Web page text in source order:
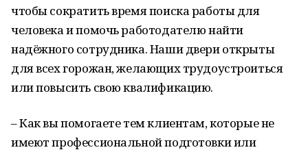
чтобы сократить время поиска работы для
человека и помочь работодателю найти
надёжного сотрудника. Наши двери открыты
для всех горожан, желающих трудоустроиться
или повысить свою квалификацию.
– Как вы помогаете тем клиентам, которые не
имеют профессиональной подготовки или